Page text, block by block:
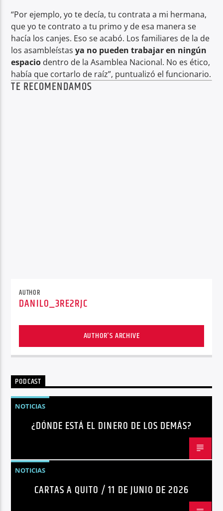
“Por ejemplo, yo te decía, tu contrata a mi hermana,
que yo te contrato a tu primo y de esa manera se
hacía los canjes. Eso se acabó. Los familiares de la de
los asambleístasya no pueden trabajar en ningún
espacio dentro de la Asamblea Nacional. No es ético,
había que cortarlo de raíz”, puntualizó el funcionario.
TE RECOMENDAMOS
AUTHOR
DANILO_3RE2RJC
AUTHOR'S ARCHIVE
PODCAST
NOTICIAS
¿DÓNDE ESTÁ EL DINERO DE LOS DEMÁS?
NOTICIAS
CARTAS A QUITO / 11 DE JUNIO DE 2026